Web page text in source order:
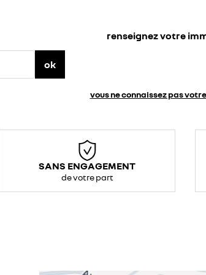
renseignez votre
ok
vous ne connaissez pas
SANS ENGAGEMENT
de votre part